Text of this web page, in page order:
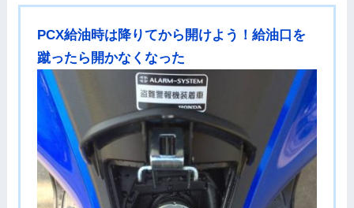
PCX給油時は降りてから開けよう！給油口を
蹴ったら開かなくなった